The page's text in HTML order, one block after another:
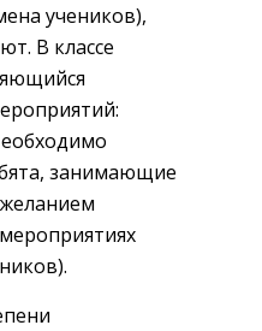
учеников),
В классе
занимающие